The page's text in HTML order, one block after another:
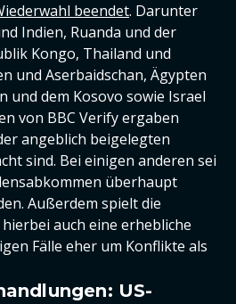
beendet. Darunter
Indien, Ruanda und der
Kongo, Thailand und
und Aserbaidschan, Ägypten
und dem Kosovo sowie Israel
von BBC Verify ergaben
angeblich beigelegten
sind. Bei einigen anderen sei
überhaupt
Außerdem spielt die
auch eine erhebliche
Fälle eher um Konflikte als
US-